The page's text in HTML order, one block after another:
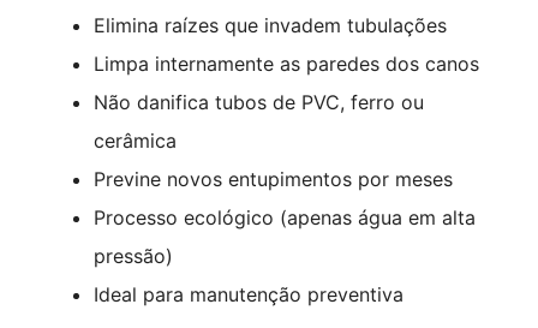
Elimina raízes que invadem tubulações
Limpa internamente as paredes dos canos
Não danifica tubos de PVC, ferro ou
cerâmica
Previne novos entupimentos por meses
Processo ecológico (apenas água em alta
pressão)
Ideal para manutenção preventiva